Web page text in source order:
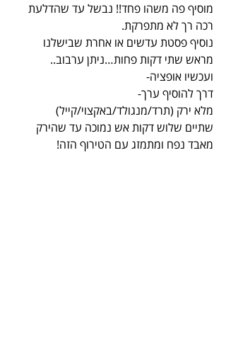
מוסיף פה משהו פחד!! נבשל עד שהדלעת
רכה רך לא מתפרקת.
נוסיף פסטת עדשים או אחרת שבישלנו
מראש שתי דקות פחות…ניתן ערבוב..
ועכשיו אופציה-
דרך להוסיף ערך-
מלא ירק (תרד/מנגולד/באקצוי/קייל)
שתיים שלוש דקות אש נמוכה עד שהירק
מאבד נפח ומתמזג עם הטירוף הזה!